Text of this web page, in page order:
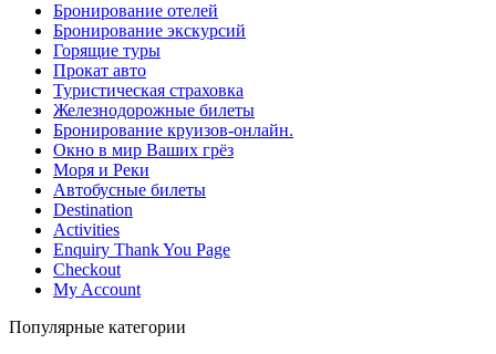
Бронирование отелей
Бронирование экскурсий
Горящие туры
Прокат авто
Туристическая страховка
Железнодорожные билеты
Бронирование круизов-онлайн.
Окно в мир Ваших грёз
Моря и Реки
Автобусные билеты
Destination
Activities
Enquiry Thank You Page
Checkout
My Account
Популярные категории